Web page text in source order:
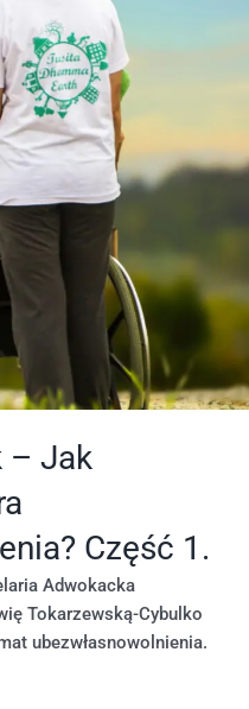
– Jak
Część 1.
Adwokacka
Tokarzewską-Cybulko
ubezwłasnowolnienia.